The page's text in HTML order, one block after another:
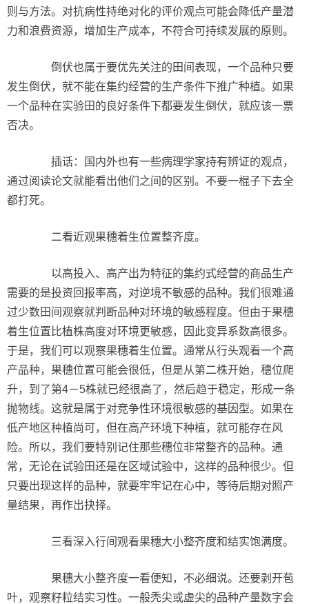
则与方法。对抗病性持绝对化的评价观点可能会降低产量潜
力和浪费资源，增加生产成本，不符合可持续发展的原则。
倒伏也属于要优先关注的田间表现，一个品种只要
发生倒伏，就不能在集约经营的生产条件下推广种植。如果
一个品种在实验田的良好条件下都要发生倒伏，就应该一票
否决。
插话：国内外也有一些病理学家持有辨证的观点，
通过阅读论文就能看出他们之间的区别。不要一棍子下去全
都打死。
二看近观果穗着生位置整齐度。
以高投入、高产出为特征的集约式经营的商品生产
需要的是投资回报率高，对逆境不敏感的品种。我们很难通
过少数田间观察就判断品种对环境的敏感程度。但由于果穗
着生位置比植株高度对环境更敏感，因此变异系数高很多。
于是，我们可以观察果穗着生位置。通常从行头观看一个高
产品种，果穗位置可能会很低，但是从第二株开始，穗位爬
升，到了第4－5株就已经很高了，然后趋于稳定，形成一条
抛物线。这就是属于对竞争性环境很敏感的基因型。如果在
低产地区种植尚可，但在高产环境下种植，就可能存在风
险。所以，我们要特别记住那些穗位非常整齐的品种。通
常，无论在试验田还是在区域试验中，这样的品种很少。但
只要出现这样的品种，就要牢牢记在心中，等待后期对照产
量结果，再作出抉择。
三看深入行间观看果穗大小整齐度和结实饱满度。
果穗大小整齐度一看便知，不必细说。还要剥开苞
叶，观察籽粒结实习性。一般秃尖或虚尖的品种产量数字会